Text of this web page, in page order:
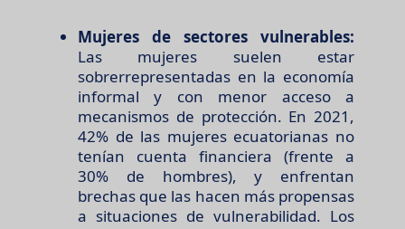
Mujeres de sectores vulnerables:
Las mujeres suelen estar
sobrerrepresentadas en la economía
informal y con menor acceso a
mecanismos de protección. En 2021,
42% de las mujeres ecuatorianas no
tenían cuenta financiera (frente a
30% de hombres), y enfrentan
brechas que las hacen más propensas
a situaciones de vulnerabilidad. Los